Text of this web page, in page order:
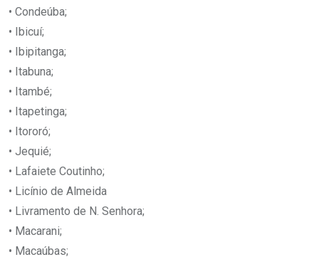
• Condeúba;
• Ibicuí;
• Ibipitanga;
• Itabuna;
• Itambé;
• Itapetinga;
• Itororó;
• Jequié;
• Lafaiete Coutinho;
• Licínio de Almeida
• Livramento de N. Senhora;
• Macarani;
• Macaúbas;